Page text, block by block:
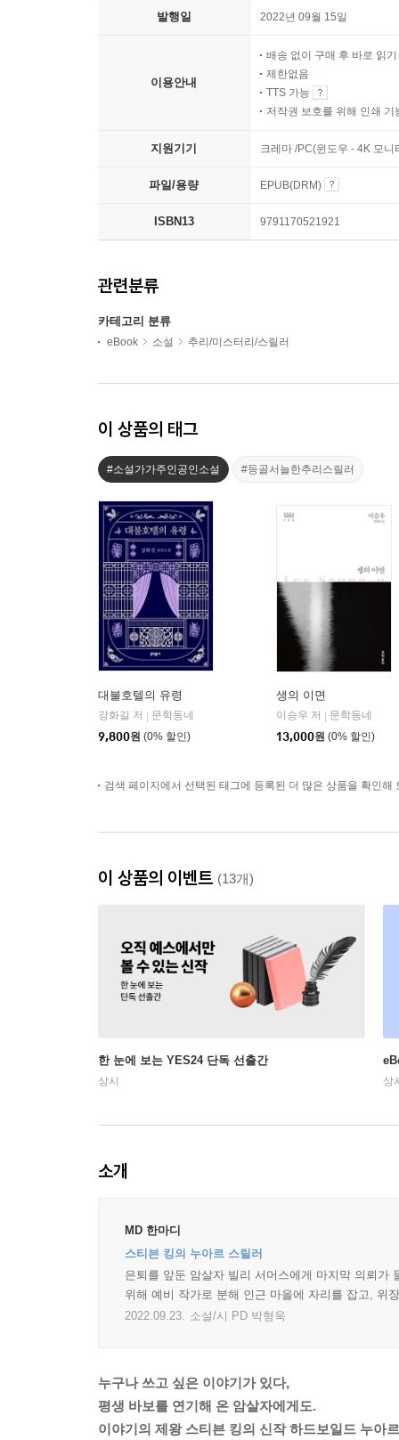
발행일 2022년 09월 15일
이용안내
배송 없이 구매 후 바로 읽기
제한없음
TTS 가능
저작권 보호를 위해 인쇄 기
지원기기 크레마 /PC(윈도우 - 4K 모
파일/용량 EPUB(DRM)
ISBN13 9791170521921
관련분류
카테고리 분류
eBook 소설 추리/미스터리/스릴러
이 상품의 태그
#소설가가주인공인소설 #등골서늘한추리스릴러
대불호텔의 유령
강화길 저 | 문학동네
9,800원 (0% 할인)
생의 이면
이승우 저 | 문학동네
13,000원 (0% 할인)
검색 페이지에서 선택된 태그에 등록된 더 많은 상품을 확인해
이 상품의 이벤트 (13개)
한 눈에 보는 YES24 단독 선출간
상시 상
소개
MD 한마디
스티븐 킹의 누아르 스릴러
은퇴를 앞둔 암살자 빌리 서머스에게 마지막 의뢰가
위해 예비 작가로 분해 인근 마을에 자리를 잡고, 위
2022.09.23.
소설/시 PD 박형욱
누구나 쓰고 싶은 이야기가 있다,
평생 바보를 연기해 온 암살자에게도.
이야기의 제왕 스티븐 킹의 신작 하드보일드 누아